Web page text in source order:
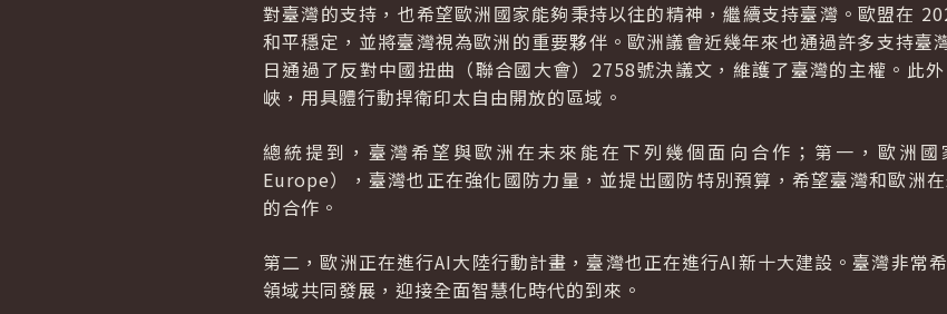
對臺灣的支持，也希望歐洲國家能夠秉持以往的精神，繼續支持臺灣。歐盟在
和平穩定，並將臺灣視為歐洲的重要夥伴。歐洲議會近幾年來也通過許多支持
日通過了反對中國扭曲（聯合國大會）2758號決議文，維護了臺灣的主權。此
峽，用具體行動捍衛印太自由開放的區域。
總統提到，臺灣希望與歐洲在未來能在下列幾個面向合作；第一，歐洲
Europe），臺灣也正在強化國防力量，並提出國防特別預算，希望臺灣和歐洲
的合作。
第二，歐洲正在進行AI大陸行動計畫，臺灣也正在進行AI新十大建設。臺灣非常
領域共同發展，迎接全面智慧化時代的到來。